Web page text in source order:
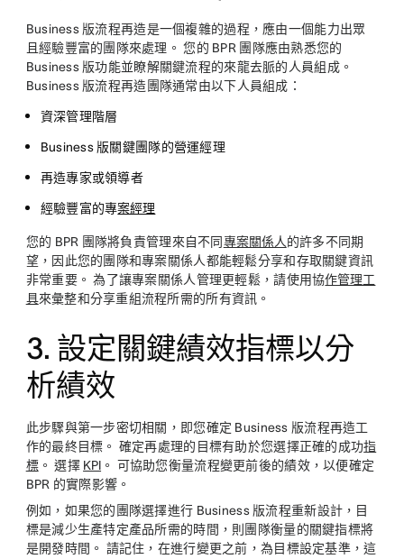
Business 版流程再造是一個複雜的過程，應由一個能力出眾
且經驗豐富的團隊來處理。 您的 BPR 團隊應由熟悉您的
Business 版功能並瞭解關鍵流程的來龍去脈的人員組成。
Business 版流程再造團隊通常由以下人員組成：
資深管理階層
Business 版關鍵團隊的營運經理
再造專家或領導者
經驗豐富的專案經理
您的 BPR 團隊將負責管理來自不同專案關係人的許多不同期
望，因此您的團隊和專案關係人都能輕鬆分享和存取關鍵資訊
非常重要。 為了讓專案關係人管理更輕鬆，請使用協作管理工
具來彙整和分享重組流程所需的所有資訊。
3. 設定關鍵績效指標以分
析績效
此步驟與第一步密切相關，即您確定 Business 版流程再造工
作的最終目標。 確定再處理的目標有助於您選擇正確的成功指
標。 選擇 KPI 。 可協助您衡量流程變更前後的績效，以便確定
BPR 的實際影響。
例如，如果您的團隊選擇進行 Business 版流程重新設計，目
標是減少生產特定產品所需的時間，則團隊衡量的關鍵指標將
是開發時間。 請記住，在進行變更之前，為目標設定基準，這